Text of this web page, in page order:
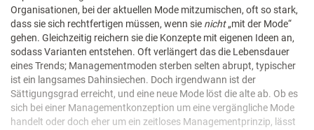
Organisationen, bei der aktuellen Mode mitzumischen, oft so stark,
dass sie sich rechtfertigen müssen, wenn sie nicht„mit der Mode“
gehen. Gleichzeitig reichern sie die Konzepte mit eigenen Ideen an,
sodass Varianten entstehen. Oft verlängert das die Lebensdauer
eines Trends; Managementmoden sterben selten abrupt, typischer
ist ein langsames Dahinsiechen. Doch irgendwann ist der
Sättigungsgrad erreicht, und eine neue Mode löst die alte ab. Ob es
sich bei einer Managementkonzeption um eine vergängliche Mode
handelt oder doch eher um ein zeitloses Managementprinzip, lässt